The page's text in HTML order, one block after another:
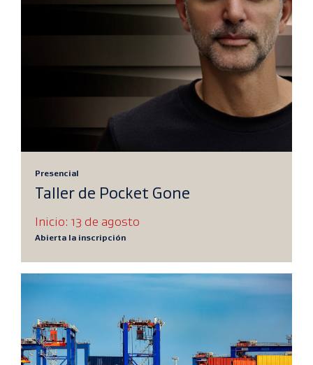
Presencial
Taller de Pocket Gone
Inicio: 13 de agosto
Abierta la inscripción